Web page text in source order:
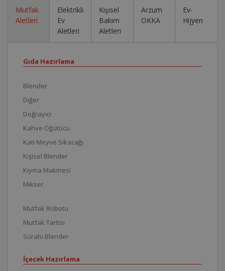
Mutfak
Aletleri
Elektrikli
Ev
Aletleri
Kişisel
Bakım
Aletleri
Arzum
OKKA
Ev-
Hijyen
Gıda Hazırlama
Blender
Diğer
Doğrayıcı
Kahve Öğütücü
Katı Meyve Sıkacağı
Kişisel Blender
Kıyma Makinesi
Mikser
Mutfak Robotu
Mutfak Tartısı
Sürahi Blender
İçecek Hazırlama